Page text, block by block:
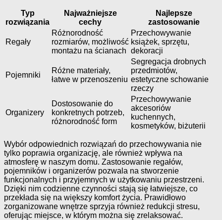
Typ
rozwiązania
Najważniejsze
cechy
Najlepsze
zastosowanie
Regały
Różnorodność
rozmiarów, możliwość
montażu na ścianach
Przechowywanie
książek, sprzętu,
dekoracji
Pojemniki
Różne materiały,
łatwe w przenoszeniu
Segregacja drobnych
przedmiotów,
estetyczne schowanie
rzeczy
Organizery
Dostosowanie do
konkretnych potrzeb,
różnorodność form
Przechowywanie
akcesoriów
kuchennych,
kosmetyków, biżuterii
Wybór odpowiednich rozwiązań do przechowywania nie
tylko poprawia organizację, ale również wpływa na
atmosferę w naszym domu. Zastosowanie regałów,
pojemników i organizerów pozwala na stworzenie
funkcjonalnych i przyjemnych w użytkowaniu przestrzeni.
Dzięki nim codzienne czynności stają się łatwiejsze, co
przekłada się na większy komfort życia. Prawidłowo
zorganizowane wnętrze sprzyja również redukcji stresu,
oferując miejsce, w którym można się zrelaksować.